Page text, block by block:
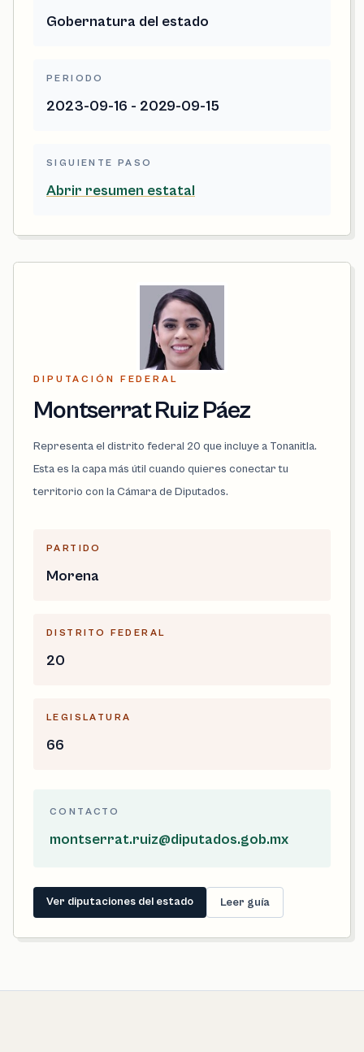
Gobernatura del estado
PERIODO
2023-09-16 - 2029-09-15
SIGUIENTE PASO
Abrir resumen estatal
DIPUTACIÓN FEDERAL
Montserrat Ruiz Páez
Representa el distrito federal 20 que incluye a Tonanitla.
Esta es la capa más útil cuando quieres conectar tu
territorio con la Cámara de Diputados.
PARTIDO
Morena
DISTRITO FEDERAL
20
LEGISLATURA
66
CONTACTO
montserrat.ruiz@diputados.gob.mx
Ver diputaciones del estado Leer guía